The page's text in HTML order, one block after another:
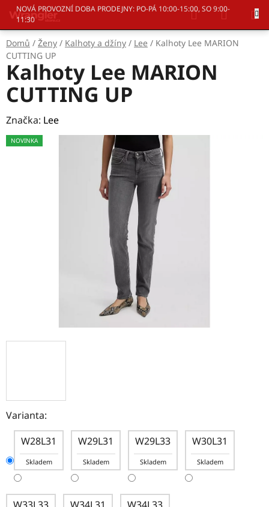
Přejít
obsah
NOVÁ PROVOZNÍ DOBA PRODEJNY: PO-PÁ 10:00-15:00, SO 9:00-
11:30
Hledat
KOŠÍK
Domů / Ženy / Kalhoty a džíny / Lee / Kalhoty Lee MARION
CUTTING UP
Varianta:
W28L31
Skladem
W29L31
Skladem
W29L33
Skladem
W30L31
Skladem
W33L33 W34L31 W34L33
Kalhoty Lee MARION
CUTTING UP
Značka: Lee
NOVINKA